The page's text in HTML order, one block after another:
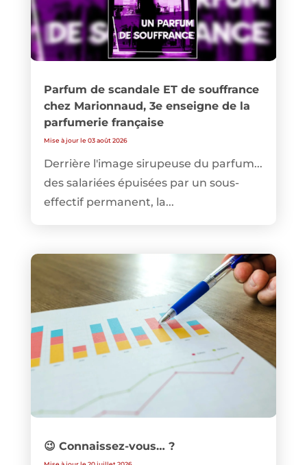
Parfum de scandale ET de souffrance
chez Marionnaud, 3e enseigne de la
parfumerie française
Mise à jour le 03 août 2026
Derrière l'image sirupeuse du parfum...
des salariées épuisées par un sous-
effectif permanent, la...
😉 Connaissez-vous… ?